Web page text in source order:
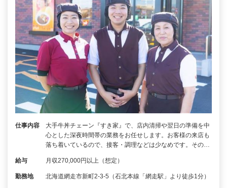
仕事内容
大手牛丼チェーン『すき家』で、店内清掃や翌日の準備を中
心とした深夜時間帯の業務をお任せします。お客様の来店も
落ち着いているので、接客・調理などは少なめです。その…
給与 月収270,000円以上（想定）
勤務地 北海道網走市新町2-3-5（石北本線「網走駅」より徒歩1分）